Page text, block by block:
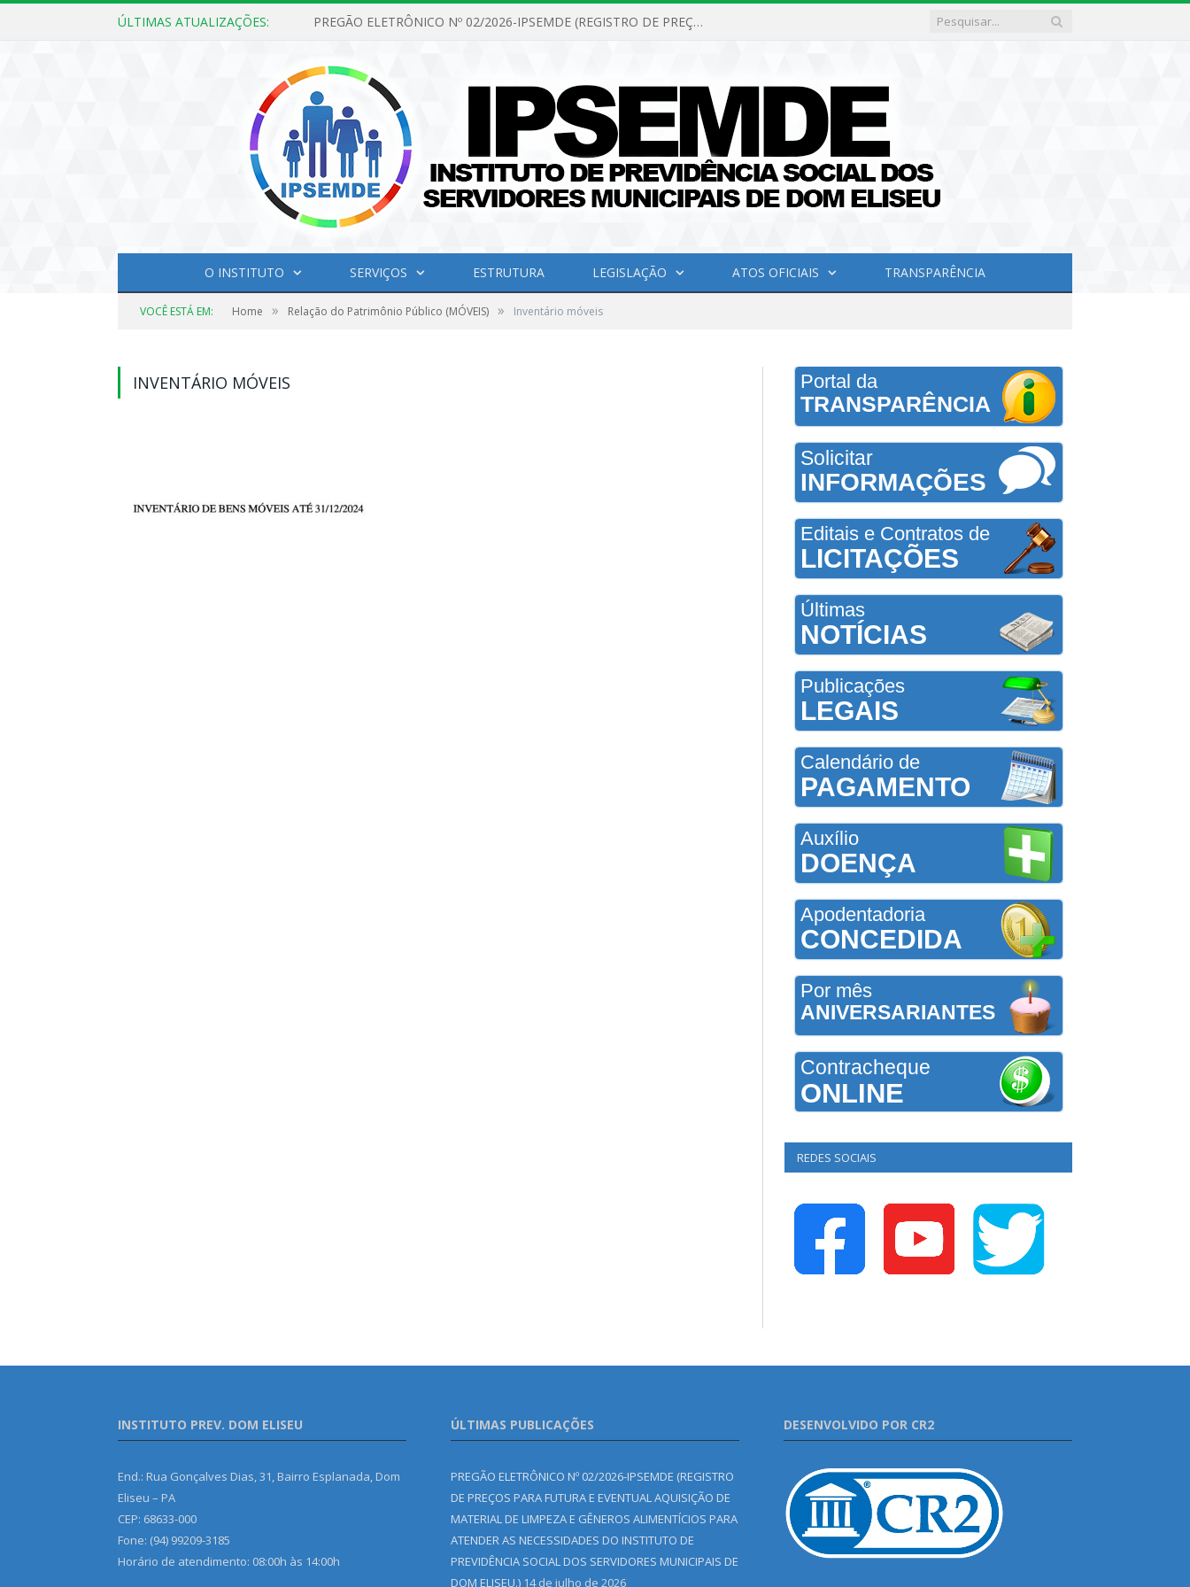
ÚLTIMAS ATUALIZAÇÕES: PREGÃO ELETRÔNICO Nº 02/2026-IPSEMDE (REGISTRO DE PREÇOS PARA FUTURA E EVENTUAL AQUISIÇÃO DE MATERIAL DE LIMPEZA E GÊNEROS ALIMENTÍCIOS PARA ATENDER AS NECESSIDADES DO INSTITUTO DE PREVIDÊNCIA SOCIAL DOS SERVIDORES MUNICIPAIS DE DOM ELISEU.)
O INSTITUTO SERVIÇOS ESTRUTURA LEGISLAÇÃO ATOS OFICIAIS TRANSPARÊNCIA
VOCÊ ESTÁ EM: Home » Relação do Patrimônio Público (MÓVEIS) » Inventário móveis
INVENTÁRIO MÓVEIS Portal da
TRANSPARÊNCIA
Solicitar
INFORMAÇÕES
Editais e Contratos de
LICITAÇÕES
Últimas
NOTÍCIAS
Publicações
LEGAIS
Calendário de
PAGAMENTO
Auxílio
DOENÇA
Apodentadoria
CONCEDIDA
Por mês
ANIVERSARIANTES
Contracheque
ONLINE
REDES SOCIAIS
INSTITUTO PREV. DOM ELISEU
End.: Rua Gonçalves Dias, 31, Bairro Esplanada, Dom
Eliseu – PA
CEP: 68633-000
Fone: (94) 99209-3185
Horário de atendimento: 08:00h às 14:00h
ÚLTIMAS PUBLICAÇÕES
PREGÃO ELETRÔNICO Nº 02/2026-IPSEMDE (REGISTRO
DE PREÇOS PARA FUTURA E EVENTUAL AQUISIÇÃO DE
MATERIAL DE LIMPEZA E GÊNEROS ALIMENTÍCIOS PARA
ATENDER AS NECESSIDADES DO INSTITUTO DE
PREVIDÊNCIA SOCIAL DOS SERVIDORES MUNICIPAIS DE
DOM ELISEU.) 14 de julho de 2026
DESENVOLVIDO POR CR2